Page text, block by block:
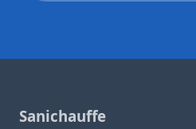
Sanichauffe